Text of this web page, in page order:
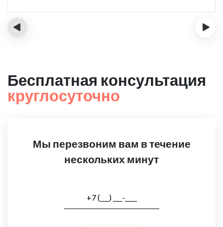
‹ ›
Бесплатная консультация
круглосуточно
Мы перезвоним вам в течение
нескольких минут